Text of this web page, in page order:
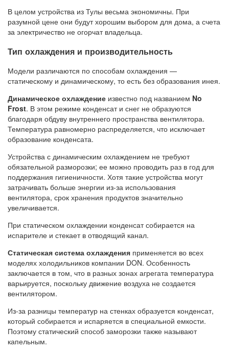
В целом устройства из Тулы весьма экономичны. При
разумной цене они будут хорошим выбором для дома, а счета
за электричество не огорчат владельца.
Тип охлаждения и производительность
Модели различаются по способам охлаждения —
статическому и динамическому, то есть без образования инея.
Динамическое охлаждение известно под названием No
Frost. В этом режиме конденсат и снег не образуются
благодаря обдуву внутреннего пространства вентилятора.
Температура равномерно распределяется, что исключает
образование конденсата.
Устройства с динамическим охлаждением не требуют
обязательной разморозки; ее можно проводить раз в год для
поддержания гигиеничности. Хотя такие устройства могут
затрачивать больше энергии из-за использования
вентилятора, срок хранения продуктов значительно
увеличивается.
При статическом охлаждении конденсат собирается на
испарителе и стекает в отводящий канал.
Статическая система охлаждения применяется во всех
моделях холодильников компании DON. Особенность
заключается в том, что в разных зонах агрегата температура
варьируется, поскольку движение воздуха не создается
вентилятором.
Из-за разницы температур на стенках образуется конденсат,
который собирается и испаряется в специальной емкости.
Поэтому статический способ заморозки также называют
капельным.